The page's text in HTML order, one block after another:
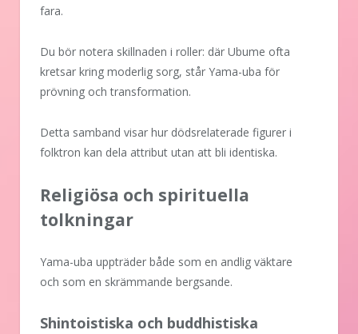
fara.
Du bör notera skillnaden i roller: där Ubume ofta
kretsar kring moderlig sorg, står Yama-uba för
prövning och transformation.
Detta samband visar hur dödsrelaterade figurer i
folktron kan dela attribut utan att bli identiska.
Religiösa och spirituella
tolkningar
Yama-uba uppträder både som en andlig väktare
och som en skrämmande bergsande.
Shintoistiska och buddhistiska